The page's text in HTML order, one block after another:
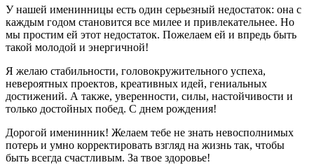
У нашей именинницы есть один серьезный недостаток: она с
каждым годом становится все милее и привлекательнее. Но
мы простим ей этот недостаток. Пожелаем ей и впредь быть
такой молодой и энергичной!
Я желаю стабильности, головокружительного успеха,
невероятных проектов, креативных идей, гениальных
достижений. А также, уверенности, силы, настойчивости и
только достойных побед. С днем рождения!
Дорогой именинник! Желаем тебе не знать невосполнимых
потерь и умно корректировать взгляд на жизнь так, чтобы
быть всегда счастливым. За твое здоровье!